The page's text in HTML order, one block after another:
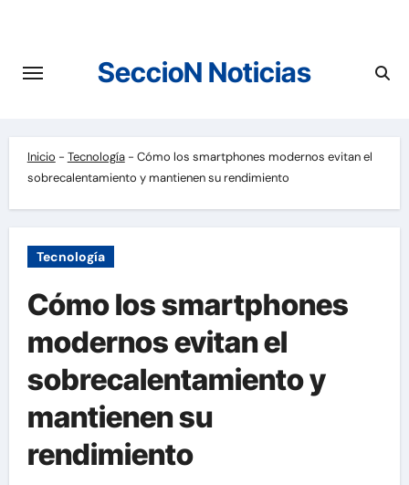
contenido
SeccioN Noticias
Inicio - Tecnología- Cómo los smartphones modernos evitan el
sobrecalentamiento y mantienen su rendimiento
Tecnología
Cómo los smartphones
modernos evitan el
sobrecalentamiento y
mantienen su
rendimiento